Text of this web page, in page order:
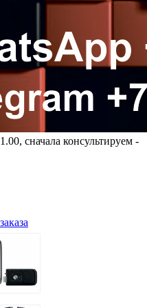
сначала консультируем -